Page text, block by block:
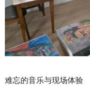
难忘的音乐与现场体验